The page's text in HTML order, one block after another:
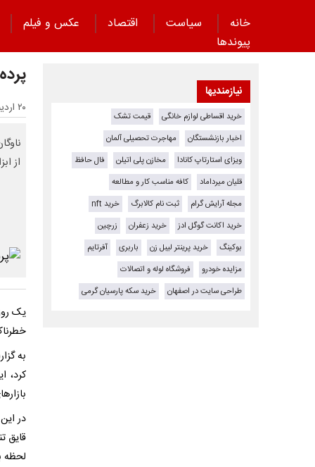
خانه سیاست اقتصاد عکس و فیلم
پیوند‌ها
۲۰ اردیبهشت ۱۴۰۵ - ۰۹:۰۶
از
یک
به
کرد،
در
قایق
لحظه
نیازمندیها
خرید اقساطی لوازم خانگی
قیمت تشک
اخبار بازنشستگان
مهاجرت تحصیلی آلمان
ویزای استارتاپ کانادا
مخازن پلی اتیلن
فال حافظ
قلیان میرداماد
کافه مناسب کار و مطالعه
مجله آرایش گرام
ثبت نام کالابرگ
خرید nft
خرید اکانت گوگل ادز
خرید زعفران
زرچین
بوکینگ
خرید پرینتر لیبل زن باربری
آفرتایم
مزایده خودرو
فروشگاه لوله و اتصالات
طراحی سایت در اصفهان
خرید سکه پارسیان گرمی